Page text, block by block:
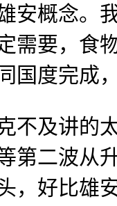
安概念。
需要，食
国度完成
及讲的太
第二波从
，好比雄